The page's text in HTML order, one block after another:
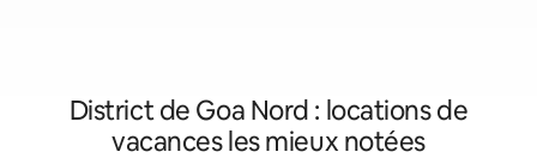
District de Goa Nord : locations de
vacances les mieux notées